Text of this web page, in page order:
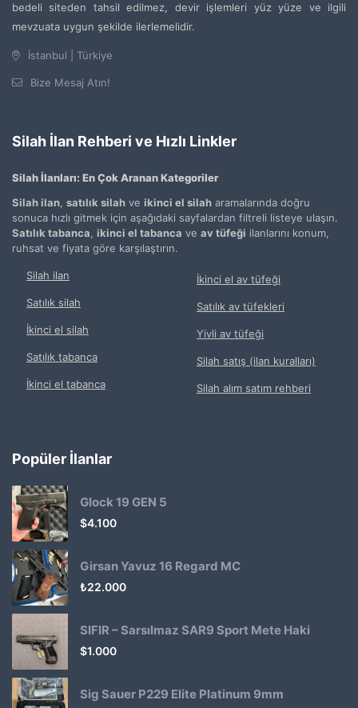
bedeli siteden tahsil edilmez, devir işlemleri yüz yüze ve ilgili
mevzuata uygun şekilde ilerlemelidir.
İstanbul | Türkiye
Bize Mesaj Atın!
Silah İlan Rehberi ve Hızlı Linkler
Silah İlanları: En Çok Aranan Kategoriler
Silah ilan, satılık silah ve ikinci el silah aramalarında doğru
sonuca hızlı gitmek için aşağıdaki sayfalardan filtreli listeye ulaşın.
Satılık tabanca, ikinci el tabanca ve av tüfeği ilanlarını konum,
ruhsat ve fiyata göre karşılaştırın.
Silah ilan
Satılık silah
İkinci el silah
Satılık tabanca
İkinci el tabanca
İkinci el av tüfeği
Satılık av tüfekleri
Yivli av tüfeği
Silah satış (ilan kuralları)
Silah alım satım rehberi
Popüler İlanlar
Glock 19 GEN 5
$4.100
Girsan Yavuz 16 Regard MC
₺22.000
SIFIR – Sarsılmaz SAR9 Sport Mete Haki
$1.000
Sig Sauer P229 Elite Platinum 9mm